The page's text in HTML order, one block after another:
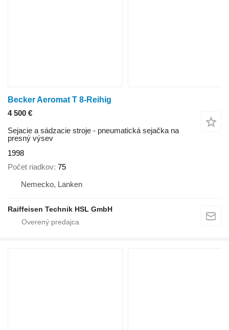
Becker Aeromat T 8-Reihig
4 500 €
Sejacie a sádzacie stroje - pneumatická sejačka na
presný výsev
1998
Počet riadkov 75
Nemecko, Lanken
Raiffeisen Technik HSL GmbH